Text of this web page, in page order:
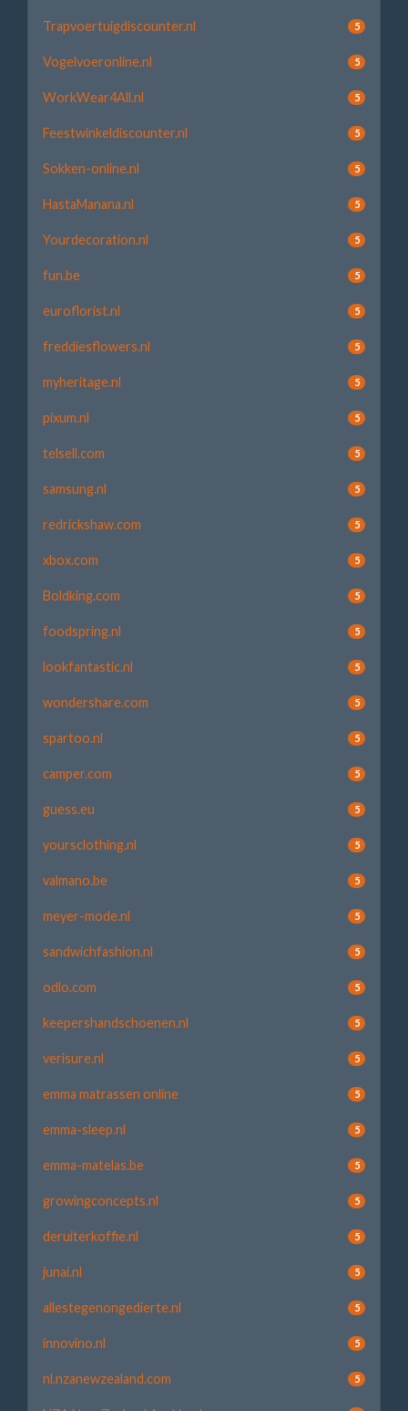
Trapvoertuigdiscounter.nl 5
Vogelvoeronline.nl 5
WorkWear4All.nl 5
Feestwinkeldiscounter.nl 5
Sokken-online.nl 5
HastaManana.nl 5
Yourdecoration.nl 5
fun.be 5
euroflorist.nl 5
freddiesflowers.nl 5
myheritage.nl 5
pixum.nl 5
telsell.com 5
samsung.nl 5
redrickshaw.com 5
xbox.com 5
Boldking.com 5
foodspring.nl 5
lookfantastic.nl 5
wondershare.com 5
spartoo.nl 5
camper.com 5
guess.eu 5
yoursclothing.nl 5
valmano.be 5
meyer-mode.nl 5
sandwichfashion.nl 5
odlo.com 5
keepershandschoenen.nl 5
verisure.nl 5
emma matrassen online 5
emma-sleep.nl 5
emma-matelas.be 5
growingconcepts.nl 5
deruiterkoffie.nl 5
junai.nl 5
allestegenongedierte.nl 5
innovino.nl 5
nl.nzanewzealand.com 5